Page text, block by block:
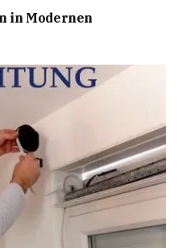
in Modernen